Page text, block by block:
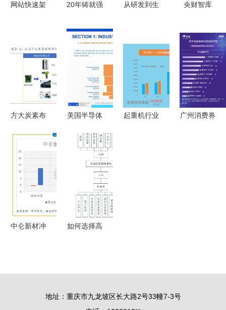
网站快速架
用宝典与软
硬件动手实
践指南
20年铸就强
酷派工厂行
探秘——重
庆计算机软
硬件研发及
销售新篇章
从研发到生
庆工厂行实
录
央财智库
务行业研究
——创新研
发为基石，
产品力铸就
高护城河，
兼论重庆计
方大炭素布
沿，重庆软
硬件研发双
轮驱动构建
产业新生态
美国半导体
领导地位与
中国重庆的
产业机遇
——基于
2020年美
国半导体产
起重机行业
广州消费券
中仑新材冲
如何选择高
盲盒玩具销
地址：重庆市九龙坡区长大路2号33幢7-3号